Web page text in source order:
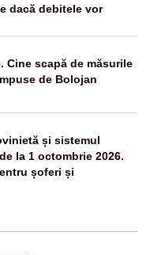
dacă debitele vor
Cine scapă de măsurile
de Bolojan
și sistemul
la 1 octombrie 2026.
șoferi și